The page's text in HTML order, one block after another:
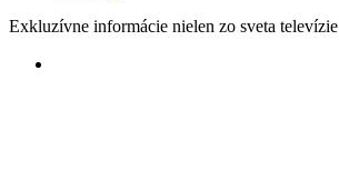
Exkluzívne informácie nielen zo sveta televízie